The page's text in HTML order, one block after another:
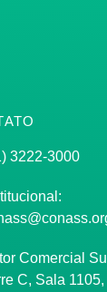
3222-3000
Comercial
C, Sala